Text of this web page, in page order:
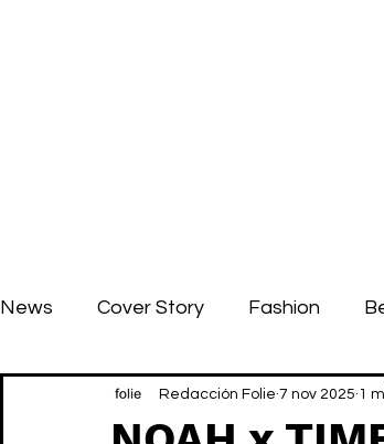
News Cover Story Fashion
Redacción Folie 7 nov 2025 1